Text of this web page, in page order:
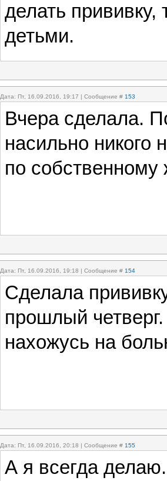
делать прививку,
детьми.
Дата: Пт, 16.09.2016, 19:17 | Сообщение # 153
Вчера сделала.
насильно никого
по
Дата: Пт, 16.09.2016, 19:18 | Сообщение # 154
Сделала
прошлый
нахожусь на
Дата: Пт, 16.09.2016, 20:18 | Сообщение # 155
А я всегда